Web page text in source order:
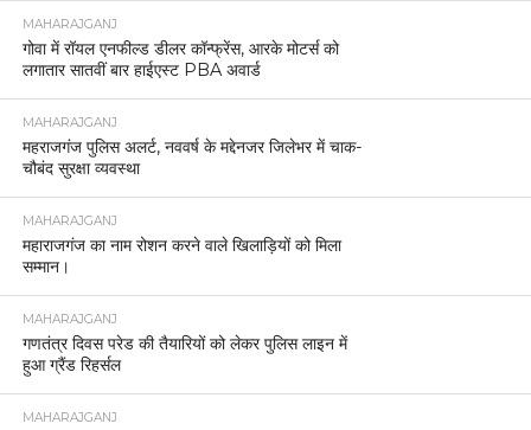
MAHARAJGANJ
गोवा में रॉयल एनफील्ड डीलर कॉन्फ्रेंस, आरके मोटर्स को
लगातार सातवीं बार हाईएस्ट PBA अवार्ड
MAHARAJGANJ
महराजगंज पुलिस अलर्ट, नववर्ष के मद्देनजर जिलेभर में चाक-
चौबंद सुरक्षा व्यवस्था
MAHARAJGANJ
महाराजगंज का नाम रोशन करने वाले खिलाड़ियों को मिला
सम्मान।
MAHARAJGANJ
गणतंत्र दिवस परेड की तैयारियों को लेकर पुलिस लाइन में
हुआ ग्रैंड रिहर्सल
MAHARAJGANJ